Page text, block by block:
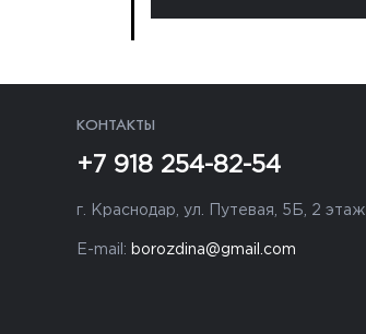
КОНТАКТЫ
+7 918 254-82-54
г. Краснодар, ул. Путевая, 5Б, 2 этаж
E-mail: borozdina@gmail.com